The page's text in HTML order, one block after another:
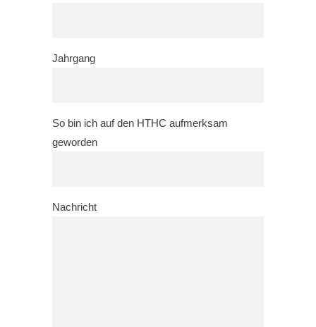
Jahrgang
So bin ich auf den HTHC aufmerksam
geworden
Nachricht